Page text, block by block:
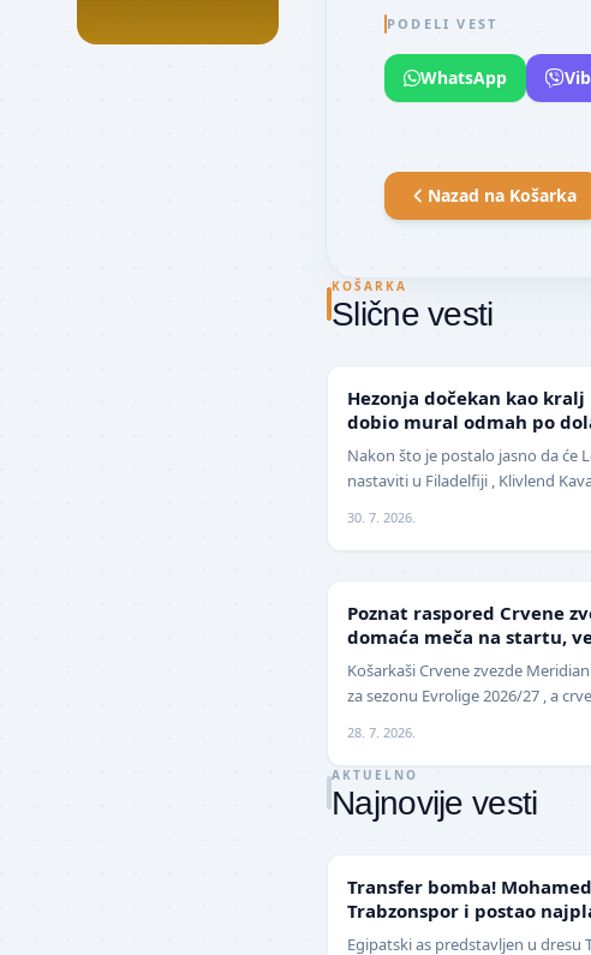
PODELI VEST
WhatsApp
Nazad na Košarka
KOŠARKA
Slične vesti
Hezonja dočekan kao
dobio mural odmah po
Nakon što je postalo jasno da će
nastaviti u Filadelfiji , Klivlend
30. 7. 2026.
Poznat raspored Crvene
domaća meča na startu,
oktobru
Košarkaši Crvene zvezde
za sezonu Evrolige 2026/27 , a
28. 7. 2026.
AKTUELNO
Najnovije vesti
Transfer bomba!
Trabzonspor i postao
Evrope
Egipatski as predstavljen u dresu